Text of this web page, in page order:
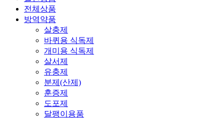
전체상품
방역약품
살충제
바퀴용 식독제
개미용 식독제
살서제
유충제
분제(산제)
훈증제
도포제
달팽이용품